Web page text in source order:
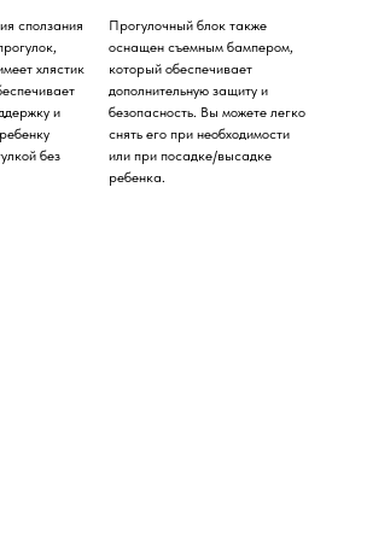
сползания
хлястик
и
без
Прогулочный блок также
оснащен съемным бампером,
который обеспечивает
дополнительную защиту и
безопасность. Вы можете легко
снять его при необходимости
или при посадке/высадке
ребенка.